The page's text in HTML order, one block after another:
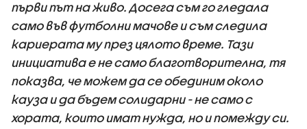
първи път на живо. Досега съм го гледала
само във футболни мачове и съм следила
кариерата му през цялото време. Тази
инициатива е не само благотворителна, тя
показва, че можем да се обединим около
кауза и да бъдем солидарни - не само с
хората, които имат нужда, но и помежду си.